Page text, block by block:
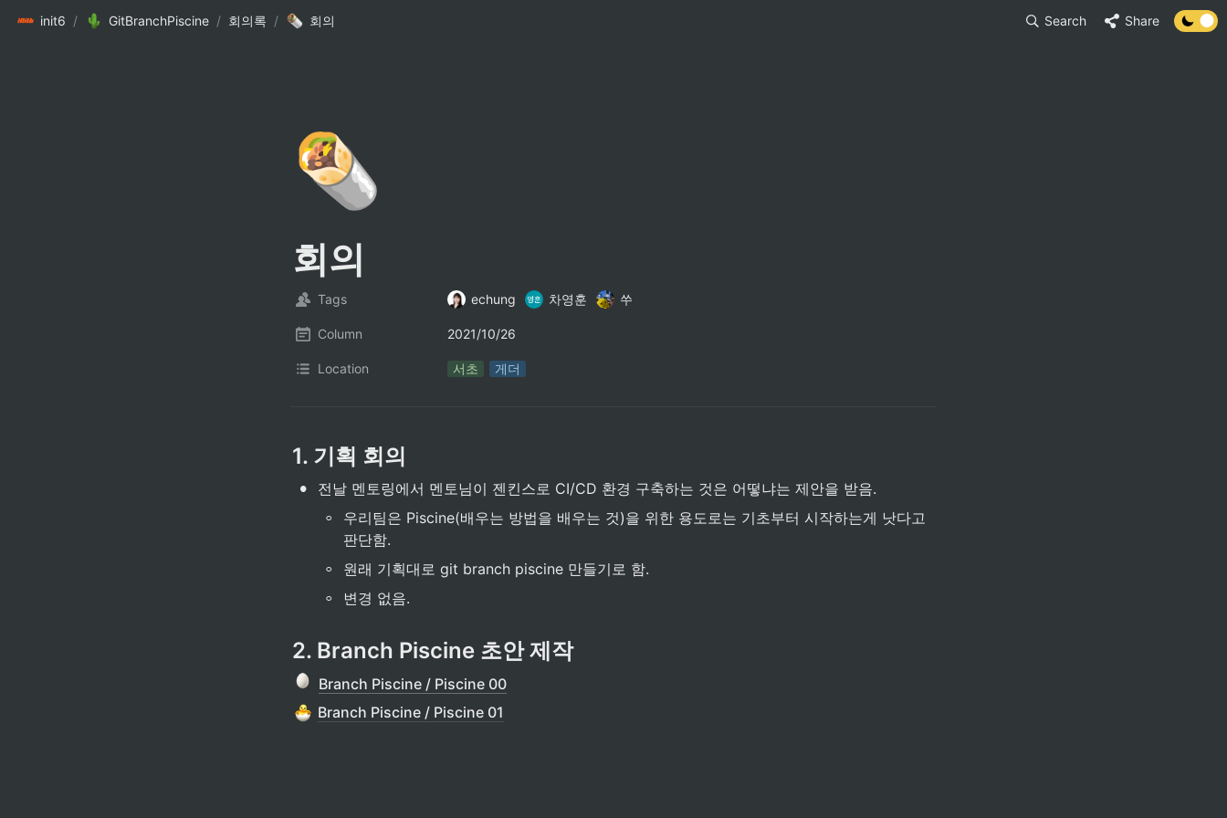
init6 / GitBranchPiscine / 회의록 / 회의 Search Share
🌯
회의
Tags echung 차영훈 쑤
Column 2021/10/26
Location 서초 게더
1. 기획 회의
• 전날 멘토링에서 멘토님이 젠킨스로 CI/CD 환경 구축하는 것은 어떻냐는 제안을 받음.
◦
우리팀은 Piscine(배우는 방법을 배우는 것)을 위한 용도로는 기초부터 시작하는게 낫다고
판단함.
◦ 원래 기획대로 git branch piscine 만들기로 함.
◦ 변경 없음.
2. Branch Piscine 초안 제작
Branch Piscine / Piscine 00
Branch Piscine / Piscine 01